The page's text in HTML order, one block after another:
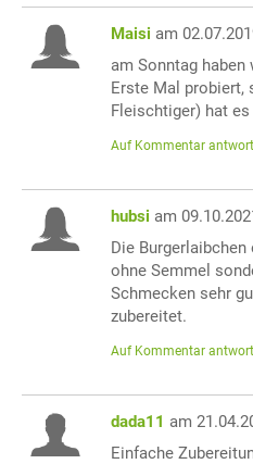
Maisi am
am Sonntag haben
Erste Mal probiert,
Fleischtiger) hat
Auf Kommentar
hubsi am
Die
ohne Semmel
Schmecken sehr
zubereitet.
Auf Kommentar
dada11 am
Einfache